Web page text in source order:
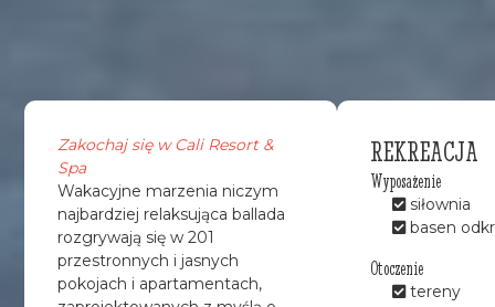
Zakochaj się w Cali Resort &
Spa
Wakacyjne marzenia niczym
najbardziej relaksująca ballada
rozgrywają się w 201
przestronnych i jasnych
pokojach i apartamentach,
REKREACJA
Wyposażenie
siłownia
basen
Otoczenie
tereny